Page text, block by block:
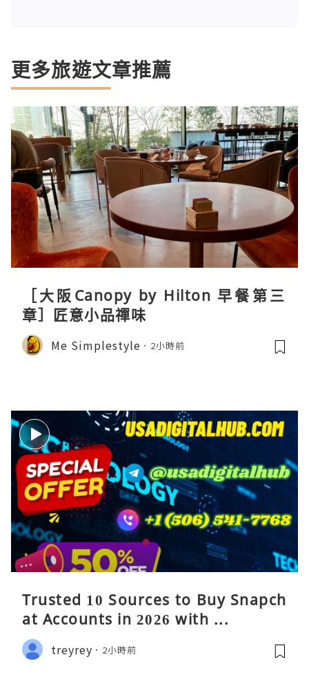
更多旅遊文章推薦
［大阪Canopy by Hilton 早餐第三
章］匠意小品禪味
Me Simplestyle 2小時前
Trusted 10 Sources to Buy Snapch
at Accounts in 2026 with ...
treyrey 2小時前